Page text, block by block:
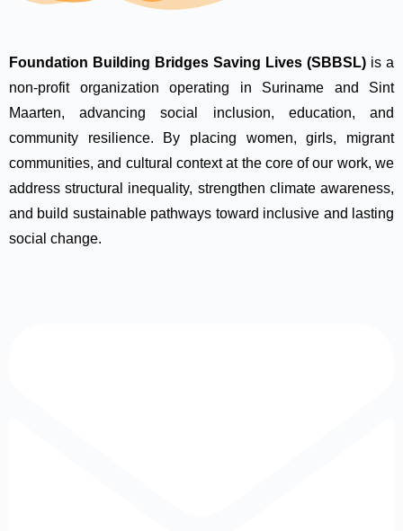
Foundation Building Bridges Saving Lives (SBBSL) is a
non-profit organization operating in Suriname and Sint
Maarten, advancing social inclusion, education, and
community resilience. By placing women, girls, migrant
communities, and cultural context at the core of our work, we
address structural inequality, strengthen climate awareness,
and build sustainable pathways toward inclusive and lasting
social change.